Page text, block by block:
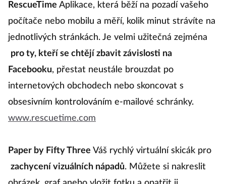
RescueTime Aplikace, která běží na pozadí vašeho
počítače nebo mobilu a měří, kolik minut strávíte na
jednotlivých stránkách. Je velmi užitečná zejména
pro ty, kteří se chtějí zbavit závislosti na
Facebooku, přestat neustále brouzdat po
internetových obchodech nebo skoncovat s
obsesivním kontrolováním e-mailové schránky.
www.rescuetime.com
Paper by Fifty Three Váš rychlý virtuální skicák pro
zachycení vizuálních nápadů. Můžete si nakreslit